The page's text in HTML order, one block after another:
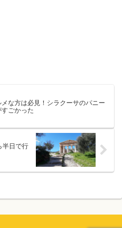
メな方は必見！シラクーサのパニー
すごかった
半日で行